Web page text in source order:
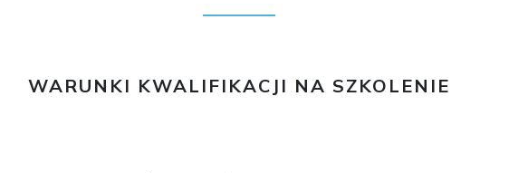
WARUNKI KWALIFIKACJI NA SZKOLENIE